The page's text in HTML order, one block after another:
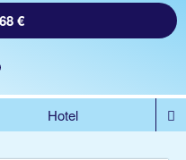
€
€
Hotel